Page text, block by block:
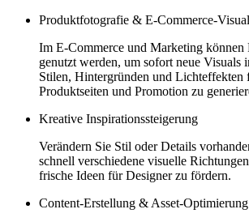
Produktfotografie & E-Commerce-
Im E-Commerce und Marketing können
genutzt werden, um sofort neue Visuals
Stilen, Hintergründen und Lichteffekten
Produktseiten und Promotion zu
Kreative Inspirationssteigerung
Verändern Sie Stil oder Details
schnell verschiedene visuelle
frische Ideen für Designer zu fördern.
Content-Erstellung & Asset-Optimierung